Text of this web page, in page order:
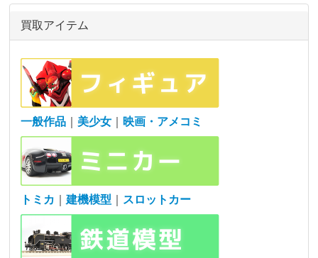
買取アイテム
一般作品 美少女 映画・アメコミ
トミカ ｜建機模型 スロットカー